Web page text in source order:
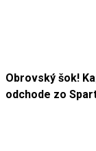
Obrovský šok!
odchode zo